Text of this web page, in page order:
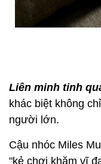
Liên minh tinh
khác biệt không
người lớn.
Cậu nhóc Miles
"kẻ chơi khăm vĩ